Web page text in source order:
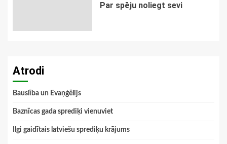
Par spēju noliegt sevi
Atrodi
Bauslība un Evaņģēlijs
Baznīcas gada sprediķi vienuviet
Ilgi gaidītais latviešu sprediķu krājums